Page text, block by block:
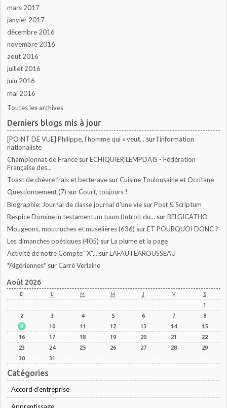
mars 2017
janvier 2017
décembre 2016
novembre 2016
août 2016
juillet 2016
juin 2016
mai 2016
Toutes les archives
Derniers blogs mis à jour
[POINT DE VUE] Philippe, l’homme qui « veut... surl'information
nationaliste
Championnat de France surECHIQUIER LEMPDAIS - Fédération
Française des...
Toast de chèvre frais et betterave surCuisine Toulousaine et Occitane
Questionnement (7) surCourt, toujours !
Biographie: Journal de classe journal d'une vie surPost & Scriptum
Respice Domine in testamentum tuum (Introit du... surBELGICATHO
Mougeons, moutruches et muselières (636) surET POURQUOI DONC ?
Les dimanches poétiques (405) surLa plume et la page
Activité de notre Compte ”X”... surLAFAUTEAROUSSEAU
*Algériennes* surCarré Verlaine
Août 2026
D L M M J V S
1
2
3 4 5 6 7
8
9
10 11 12 13 14
15
16
17 18 19 20 21
22
23
24 25 26 27 28
29
30
31
Catégories
Accord d'entreprise
Apprentissage